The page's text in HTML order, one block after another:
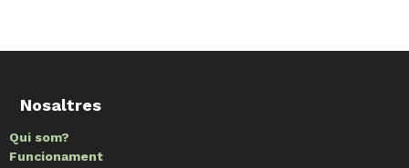
Nosaltres
Qui som?
Funcionament